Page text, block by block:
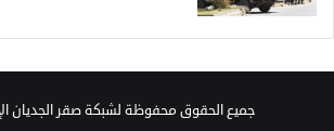
جميع الحقوق محفوظة لشبكة صقر الجديان